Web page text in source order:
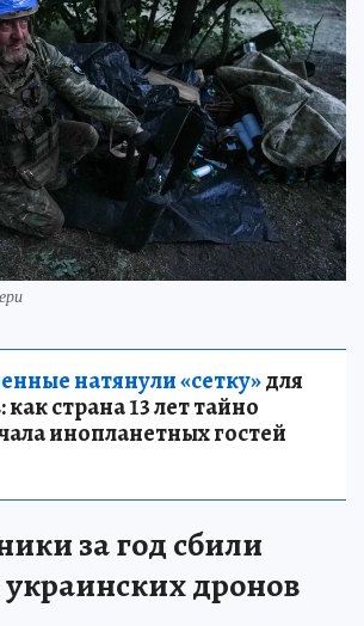
натянули «сетку»для
страна 13 лет тайно
инопланетных гостей
за год сбили
украинских дронов